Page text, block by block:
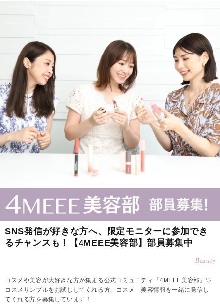
SNS発信が好きな方へ、限定モニターに参加でき
るチャンスも！【4MEEE美容部】部員募集中
Beauty
コスメや美容が大好きな方が集まる公式コミュニティ『4MEEE美容部』♡
コスメサンプルをお試ししてくれる方、コスメ・美容情報を一緒に発信し
てくれる方を募集しています！